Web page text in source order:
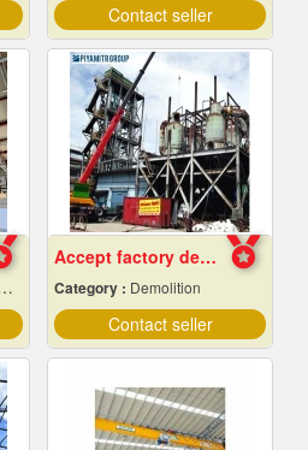
Contact seller
Accept factory demolition
Category : Demolition
Contact seller